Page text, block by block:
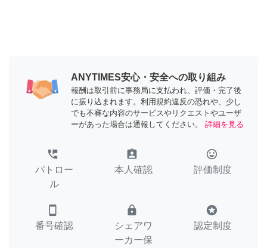
ANYTIMES安心・安全への取り組み
報酬は取引前に事務局に支払われ、評価・完了後
に振り込まれます。利用規約違反の恐れや、少し
でも不審な内容のサービスやリクエストやユーザ
ーがあった場合は通報してください。
詳細を見る
perm_phone_msg
パトロー
ル
assignment_ind
本人確認
tag_faces
評価制度
smartphone
番号確認
lock
シェアワ
ーカー保
stars
認定制度